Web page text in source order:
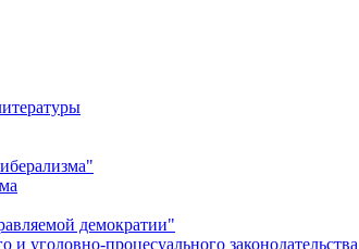
демократии"
и уголовно-процесуального законодательства